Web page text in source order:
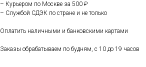
– Курьером по Москве за 500 ₽
– Службой СДЭК по стране и не только
Оплатить наличными и банковскими картами
Заказы обрабатываем по будням, с 10 до 19 часов